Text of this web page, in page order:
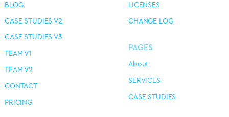
PAGES
About
SERVICES
CASE STUDIES
BLOG
CASE STUDIES V2
CASE STUDIES V3
TEAM V1
TEAM V2
CONTACT
PRICING
LICENSES
CHANGE LOG